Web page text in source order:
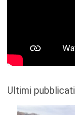
Ultimi pubblicati